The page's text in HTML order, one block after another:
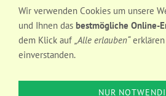
Wir verwenden Cookies um unsere
und Ihnen das bestmögliche Online-
dem Klick auf „Alle erlauben“erklären
einverstanden.
NUR